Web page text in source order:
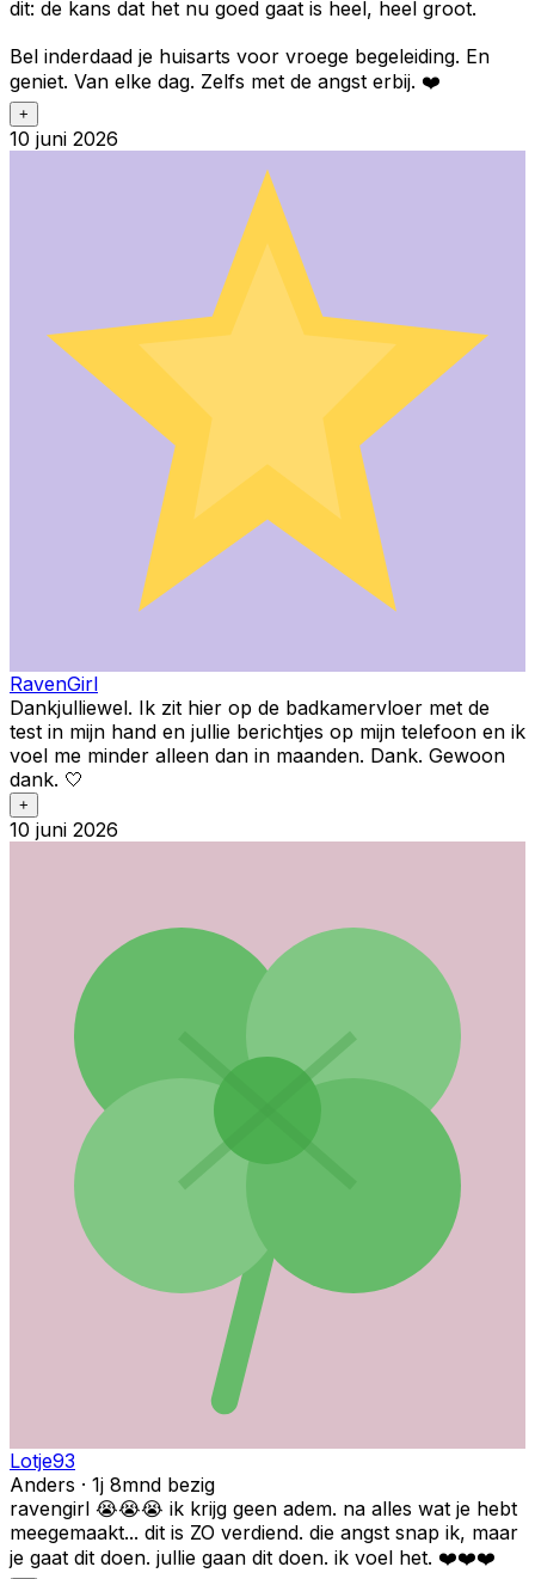
dit: de kans dat het nu goed gaat is heel, heel groot.
Bel inderdaad je huisarts voor vroege begeleiding. En
geniet. Van elke dag. Zelfs met de angst erbij. ❤️
+
10 juni 2026
RavenGirl
Dankjulliewel. Ik zit hier op de badkamervloer met de
test in mijn hand en jullie berichtjes op mijn telefoon en ik
voel me minder alleen dan in maanden. Dank. Gewoon
dank. 🤍
+
10 juni 2026
Lotje93
Anders · 1j 8mnd bezig
ravengirl 😭😭😭 ik krijg geen adem. na alles wat je hebt
meegemaakt... dit is ZO verdiend. die angst snap ik, maar
je gaat dit doen. jullie gaan dit doen. ik voel het. ❤️❤️❤️